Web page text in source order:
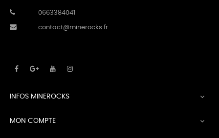
0663384041
contact@minerocks.fr
INFOS MINEROCKS 
MON COMPTE 